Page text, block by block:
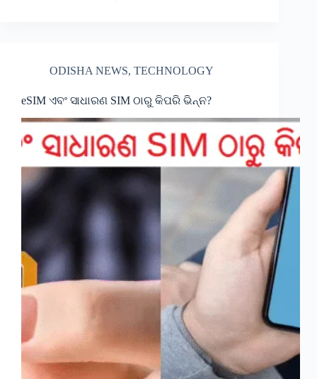
ODISHA NEWS, TECHNOLOGY
eSIM ଏବଂ ସାଧାରଣ SIM ଠାରୁ କିପରି ଭିନ୍ନ?